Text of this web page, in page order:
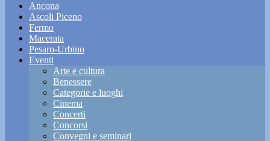
Ancona
Ascoli Piceno
Fermo
Macerata
Pesaro-Urbino
Eventi
Arte e cultura
Benessere
Categorie e luoghi
Cinema
Concerti
Concorsi
Convegni e seminari